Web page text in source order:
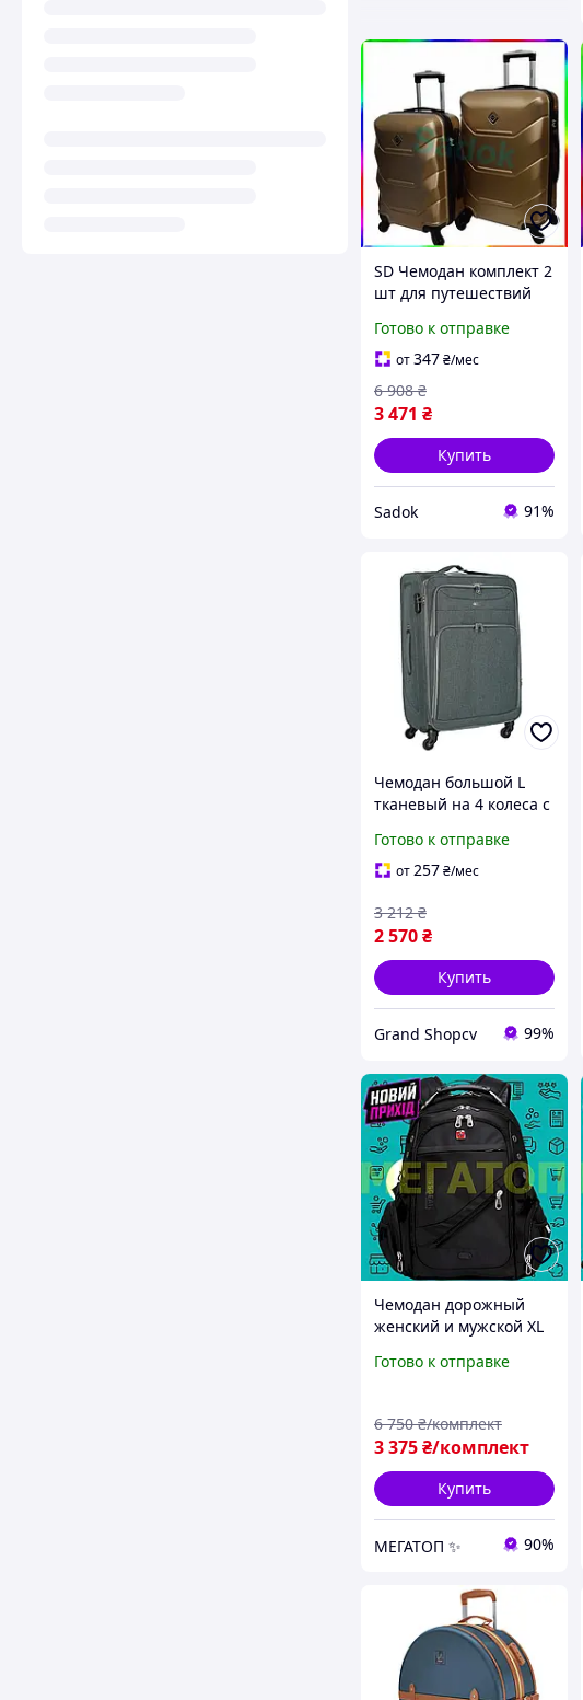
SD Чемодан комплект 2
шт для путешествий
телескопической
ручкой и колесами
Готово к отправке
от347₴/мес
3 471 ₴
6 908 ₴
Купить
Sadok 91%
Чемодан большой L
тканевый на 4 колеса с
телескопической
ручкой прочная для
Готово к отправке
от257₴/мес
2 570₴
3 212 ₴
Купить
Grand Shopcv 99%
Чемодан дорожный
женский и мужской XL
телескопической
ударопрочным
корпусом
поликарбонат
Готово к отправке
3 375₴/комплект
6 750 ₴/комплект
Купить
МЕГАТОП ✨ 90%